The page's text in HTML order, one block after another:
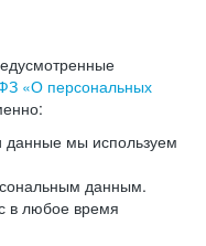
«О персональных
данные мы используем
данным.
в любое время